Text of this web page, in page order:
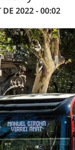
DE 2022 - 00:02